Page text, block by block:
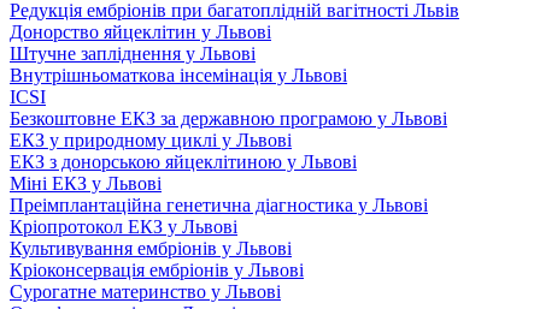
Редукція ембріонів при багатоплідній вагітності Львів
Донорство яйцеклітин у Львові
Штучне запліднення у Львові
Внутрішньоматкова інсемінація у Львові
ICSI
Безкоштовне ЕКЗ за державною програмою у Львові
ЕКЗ у природному циклі у Львові
ЕКЗ з донорською яйцеклітиною у Львові
Міні ЕКЗ у Львові
Преімплантаційна генетична діагностика у Львові
Кріопротокол ЕКЗ у Львові
Культивування ембріонів у Львові
Кріоконсервація ембріонів у Львові
Сурогатне материнство у Львові